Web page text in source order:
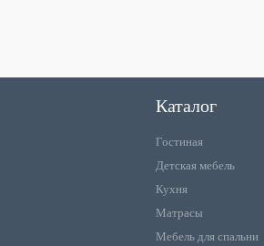
Каталог
Гостиная
Детская мебель
Кухня
Матрасы
Мебель для спальни